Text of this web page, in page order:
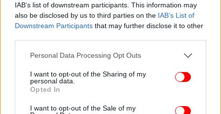
IAB’s list of downstream participants. This information may
also be disclosed by us to third parties on the IAB’s List of
Downstream Participants that may further disclose it to other
Please note that this website/app uses one or more Google
not limited to your visit or usage behaviour. You may click to
grant or deny consent to Google and its third-party tags to
use your data for below specified purposes in below Google
consent section.
Personal Data Processing Opt Outs
I want to opt-out of the Sharing of my
personal data.
Opted In
I want to opt-out of the Sale of my